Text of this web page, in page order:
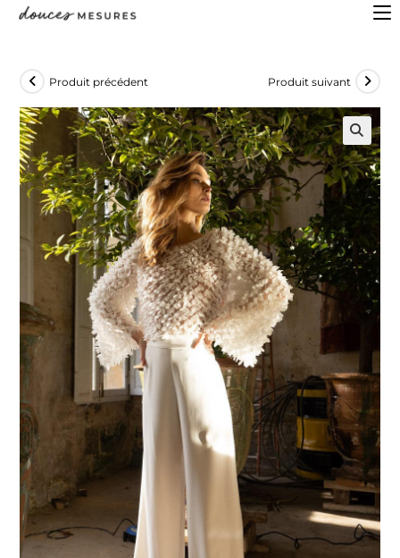
Produit précédent Produit suivant
🔍